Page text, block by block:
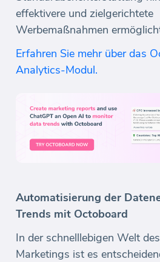
effektivere und zielgerichtete
Werbemaßnahmen
Erfahren Sie mehr über das
Analytics-Modul.
Automatisierung der
Trends mit Octoboard
In der schnelllebigen Welt
Marketings ist es